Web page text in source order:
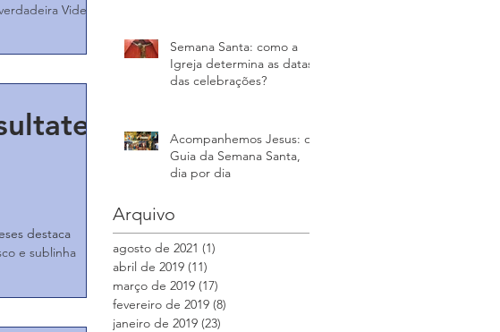
Videira
destaca
e sublinha
Semana Santa: como a
Igreja determina as datas
das celebrações?
Acompanhemos Jesus: o
Guia da Semana Santa,
dia por dia
Arquivo
agosto de 2021 (1)
abril de 2019 (11)
março de 2019 (17)
fevereiro de 2019 (8)
janeiro de 2019 (23)